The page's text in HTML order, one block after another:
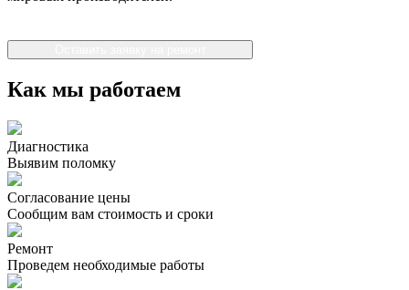
Как мы работаем
Диагностика
Выявим поломку
Согласование цены
Сообщим вам стоимость и сроки
Ремонт
Проведем необходимые работы